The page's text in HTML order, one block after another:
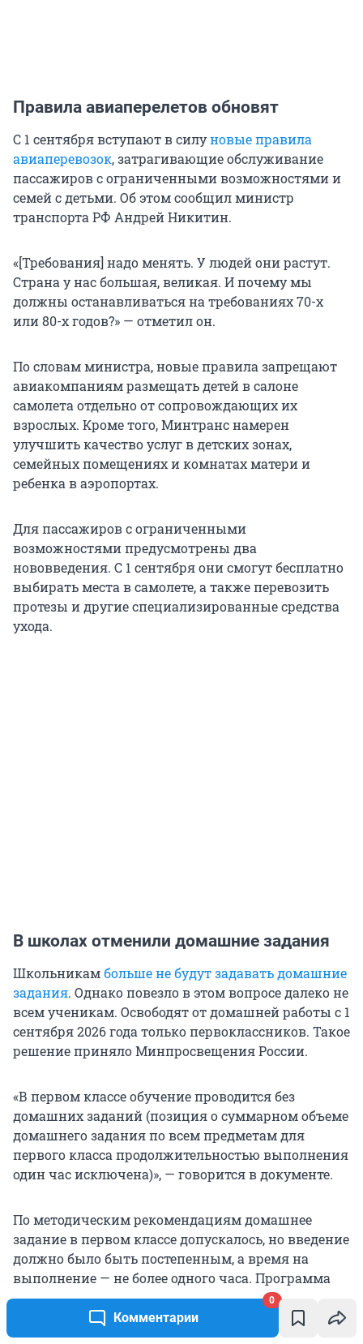
Комментарии
0
Правила авиаперелетов обновят
С 1 сентября вступают в силуновые правила
авиаперевозок, затрагивающие обслуживание
пассажиров с ограниченными возможностями и
семей с детьми. Об этом сообщил министр
транспорта РФ Андрей Никитин.
«[Требования] надо менять. У людей они растут.
Страна у нас большая, великая. И почему мы
должны останавливаться на требованиях 70-х
или 80-х годов?» — отметил он.
По словам министра, новые правила запрещают
авиакомпаниям размещать детей в салоне
самолета отдельно от сопровождающих их
взрослых. Кроме того, Минтранс намерен
улучшить качество услуг в детских зонах,
семейных помещениях и комнатах матери и
ребенка в аэропортах.
Для пассажиров с ограниченными
возможностями предусмотрены два
нововведения. С 1 сентября они смогут бесплатно
выбирать места в самолете, а также перевозить
протезы и другие специализированные средства
ухода.
В школах отменили домашние задания
Школьникамбольше не будут задавать домашние
задания. Однако повезло в этом вопросе далеко не
всем ученикам. Освободят от домашней работы с 1
сентября 2026 года только первоклассников. Такое
решение приняло Минпросвещения России.
«В первом классе обучение проводится без
домашних заданий (позиция о суммарном объеме
домашнего задания по всем предметам для
первого класса продолжительностью выполнения
один час исключена)», — говорится в документе.
По методическим рекомендациям домашнее
задание в первом классе допускалось, но введение
должно было быть постепенным, а время на
выполнение — не более одного часа. Программа
обучения может быть скорректирована с целью
уменьшения учебной нагрузки для младших
школьников и облегчения их адаптации к